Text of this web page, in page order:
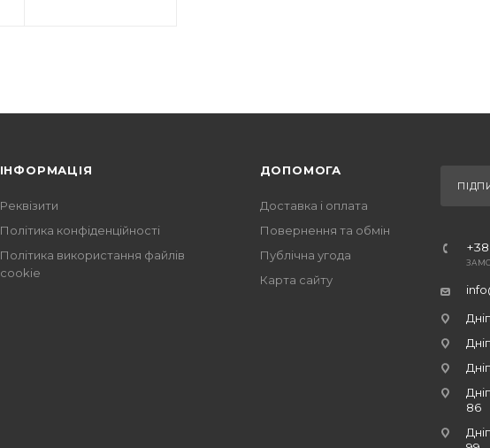
ІНФОРМАЦІЯ
Реквізити
Політика конфіденційності
Політика використання файлів
cookie
ДОПОМОГА
Доставка і оплата
Повернення та обмін
Публічна угода
Карта сайту
86